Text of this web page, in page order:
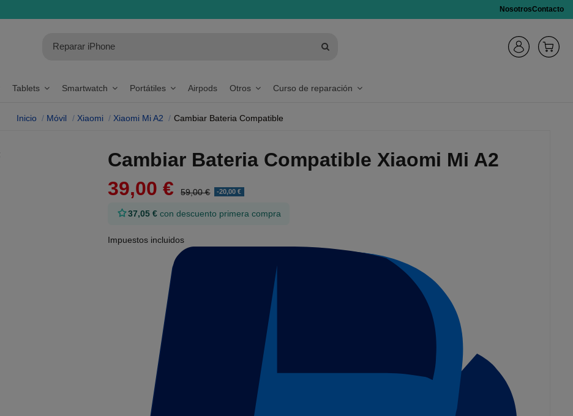
NosotrosContacto
Tablets Smartwatch Portátiles Airpods Otros Curso de reparación
Inicio Móvil Xiaomi Xiaomi Mi A2 Cambiar Bateria Compatible
Cambiar Bateria Compatible Xiaomi Mi A2
39,00 €
59,00 € -20,00 €
37,05 € con descuento primera compra
Impuestos incluidos